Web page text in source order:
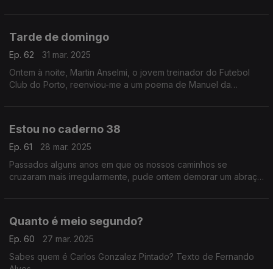
Tarde de domingo
Ep. 62
31 mar. 2025
Ontem à noite, Martin Anselmi, o jovem treinador do Futebol
Club do Porto, reenviou-me a um poema de Manuel da
Estou no caderno 38
Ep. 61
28 mar. 2025
Passados alguns anos em que os nossos caminhos se
cruzaram mais irregularmente, pude ontem demorar um abraço
Quanto é meio segundo?
Ep. 60
27 mar. 2025
Sabes quem é Carlos Gonzalez Pintado? Texto de Fernando